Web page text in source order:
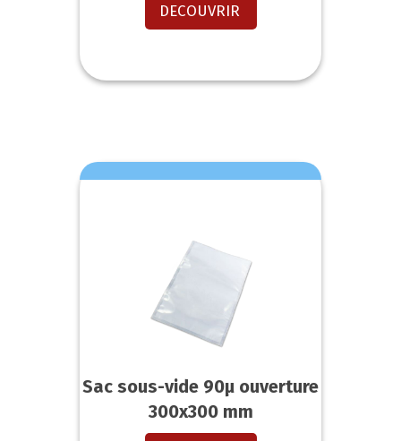
DECOUVRIR
Sac sous-vide 90µ ouverture
300x300 mm